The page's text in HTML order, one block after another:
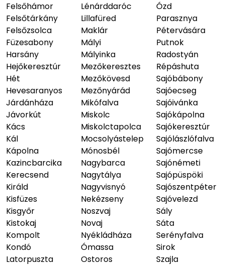
Felsőhámor
Felsőtárkány
Felsőzsolca
Füzesabony
Harsány
Hejőkeresztúr
Hét
Hevesaranyos
Járdánháza
Jávorkút
Kács
Kál
Kápolna
Kazincbarcika
Kerecsend
Királd
Kisfüzes
Kisgyőr
Kistokaj
Kompolt
Kondó
Latorpuszta
Lénárddaróc
Lillafüred
Maklár
Mályi
Mályinka
Mezőkeresztes
Mezőkövesd
Mezőnyárád
Mikófalva
Miskolc
Miskolctapolca
Mocsolyástelep
Mónosbél
Nagybarca
Nagytálya
Nagyvisnyó
Nekézseny
Noszvaj
Novaj
Nyékládháza
Ómassa
Ostoros
Ózd
Parasznya
Pétervására
Putnok
Radostyán
Répáshuta
Sajóbábony
Sajóecseg
Sajóivánka
Sajókápolna
Sajókeresztúr
Sajólászlófalva
Sajómercse
Sajónémeti
Sajópüspöki
Sajószentpéter
Sajóvelezd
Sály
Sáta
Serényfalva
Sirok
Szajla